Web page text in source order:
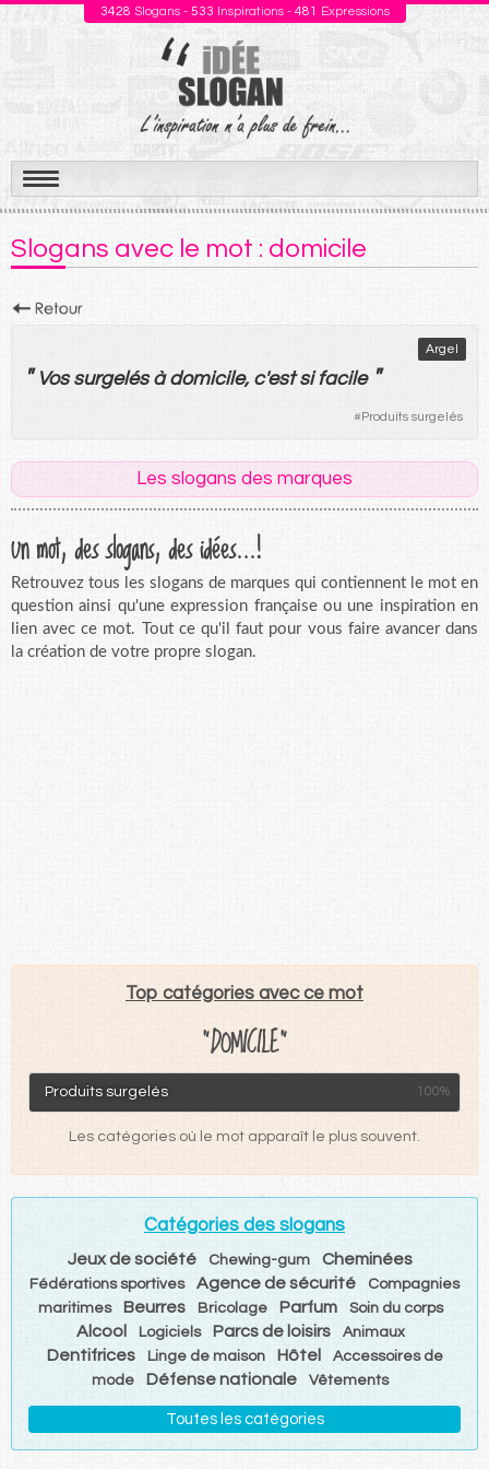
3428 Slogans - 533 Inspirations - 481 Expressions
Aller
au
contenu
Slogans avec le mot : domicile
Argel
" Vos surgelés à domicile, c'est si facile "
#Produits surgelés
Les slogans des marques
Un mot, des slogans, des idées...!
Retrouvez tous les slogans de marques qui contiennent le mot en
question ainsi qu'une expression française ou une inspiration en
lien avec ce mot. Tout ce qu'il faut pour vous faire avancer dans
la création de votre propre slogan.
Top catégories avec ce mot
"DOMICILE"
Produits surgelés 100%
Les catégories où le mot apparaît le plus souvent.
Catégories des slogans
Jeux de société Chewing-gum Cheminées
Fédérations sportives Agence de sécurité
Compagnies
maritimes
Beurres Bricolage Parfum Soin du corps
Alcool Logiciels Parcs de loisirs Animaux
Dentifrices Linge de maison Hôtel
Accessoires de
mode
Défense nationale Vêtements
Toutes les catégories